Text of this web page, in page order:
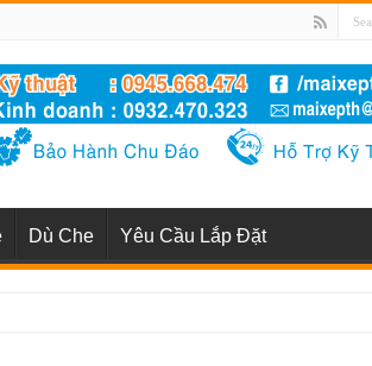
Dù Che Yêu Cầu Lắp Đặt